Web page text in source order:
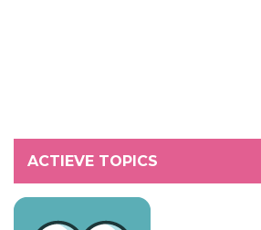
ACTIEVE TOPICS